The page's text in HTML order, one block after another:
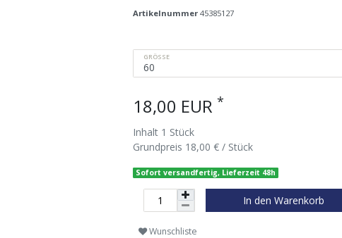
Artikelnummer 45385127
GRÖSSE
18,00 EUR *
Inhalt 1 Stück
Grundpreis 18,00 € / Stück
Sofort versandfertig, Lieferzeit 48h
In den Warenkorb
Wunschliste